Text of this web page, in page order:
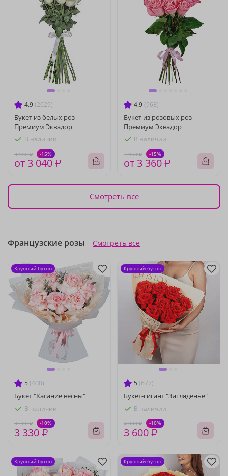
4.9 (2029)
Букет из белых роз
Премиум Эквадор
В наличии
3 580 ₽ -15%
от 3 040 ₽
4.9 (968)
Букет из розовых роз
Премиум Эквадор
В наличии
3 950 ₽ -15%
от 3 360 ₽
Смотреть все
Французские розы Смотреть все
5 (408)
Букет "Касание весны"
В наличии
3 700 ₽ -10%
3 330 ₽
Крупный бутон
5 (677)
Букет-гигант "Загляденье"
В наличии
4 000 ₽ -10%
3 600 ₽
Крупный бутон
Крупный бутон Крупный бутон